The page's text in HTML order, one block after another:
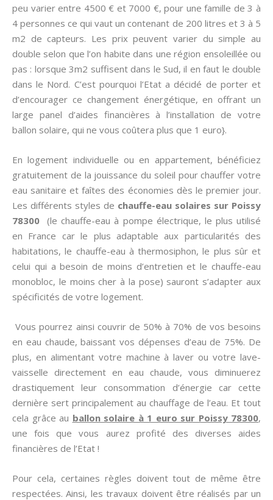
peu varier entre 4500 € et 7000 €, pour une famille de 3 à
4 personnes ce qui vaut un contenant de 200 litres et 3 à 5
m2 de capteurs. Les prix peuvent varier du simple au
double selon que l’on habite dans une région ensoleillée ou
pas : lorsque 3m2 suffisent dans le Sud, il en faut le double
dans le Nord. C’est pourquoi l’Etat a décidé de porter et
d’encourager ce changement énergétique, en offrant un
large panel d’aides financières à l’installation de votre
ballon solaire, qui ne vous coûtera plus que 1 euro}.
En logement individuelle ou en appartement, bénéficiez
gratuitement de la jouissance du soleil pour chauffer votre
eau sanitaire et faîtes des économies dès le premier jour.
Les différents styles de chauffe-eau solaires sur Poissy
78300 (le chauffe-eau à pompe électrique, le plus utilisé
en France car le plus adaptable aux particularités des
habitations, le chauffe-eau à thermosiphon, le plus sûr et
celui qui a besoin de moins d’entretien et le chauffe-eau
monobloc, le moins cher à la pose) sauront s’adapter aux
spécificités de votre logement.
Vous pourrez ainsi couvrir de 50% à 70% de vos besoins
en eau chaude, baissant vos dépenses d’eau de 75%. De
plus, en alimentant votre machine à laver ou votre lave-
vaisselle directement en eau chaude, vous diminuerez
drastiquement leur consommation d’énergie car cette
dernière sert principalement au chauffage de l’eau. Et tout
cela grâce au ballon solaire à 1 euro sur Poissy 78300,
une fois que vous aurez profité des diverses aides
financières de l’Etat !
Pour cela, certaines règles doivent tout de même être
respectées. Ainsi, les travaux doivent être réalisés par un